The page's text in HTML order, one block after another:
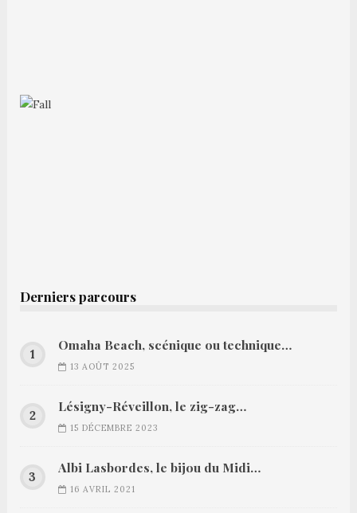
Derniers parcours
Omaha Beach, scénique ou technique…
13 AOÛT 2025
Lésigny-Réveillon, le zig-zag…
15 DÉCEMBRE 2023
Albi Lasbordes, le bijou du Midi…
16 AVRIL 2021